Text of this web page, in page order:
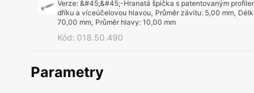
Verze:&#45;&#45;-Hranatá špička s patentovaným
dříku a víceúčelovou hlavou, Průměr závitu: 5,00 mm,
70,00 mm, Průměr hlavy:10,00 mm
Kód: 018.50.490
Parametry